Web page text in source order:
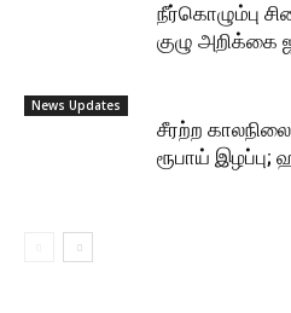
நீர்கொழும்பு
குழு அறிக்கை
News Updates
சீரற்ற
ரூபாய் இழப்பு;